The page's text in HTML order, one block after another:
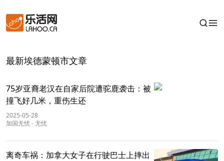
最新埃德蒙顿市文章
75岁亚裔老汉在自家后院遭驼鹿袭击：被
撞飞好几米，重伤生还
2025-05-28
加国无忧-无忧
离奇车祸：加拿大女子在行驶巴士上摔出